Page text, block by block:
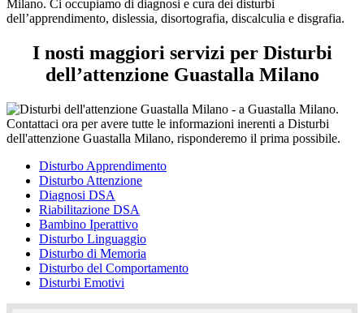
Milano. Ci occupiamo di diagnosi e cura dei disturbi
dell’apprendimento, dislessia, disortografia, discalculia e disgrafia.
I nosti maggiori servizi per Disturbi
dell’attenzione Guastalla Milano
Disturbo Apprendimento
Disturbo Attenzione
Diagnosi DSA
Riabilitazione DSA
Bambino Iperattivo
Disturbo Linguaggio
Disturbo di Memoria
Disturbo del Comportamento
Disturbi Emotivi